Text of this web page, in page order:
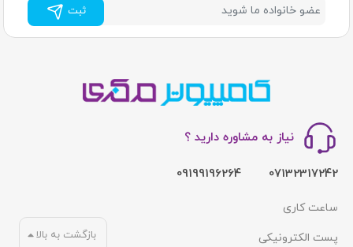
ثبت
نیاز به مشاوره دارید ؟
07132317242
09199196264
ساعت کاری
پست الکترونیکی
بازگشت به بالا